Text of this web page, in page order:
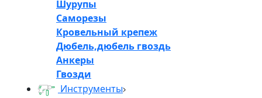
Шурупы
Саморезы
Кровельный крепеж
Дюбель,дюбель гвоздь
Анкеры
Гвозди
Инструменты